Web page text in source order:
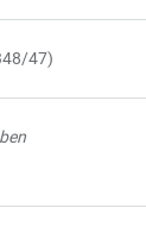
47)